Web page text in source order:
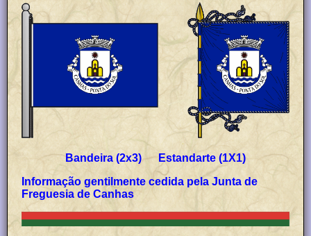
Bandeira (2x3) Estandarte (1X1)
Informação gentilmente cedida pela Junta de
Freguesia de Canhas